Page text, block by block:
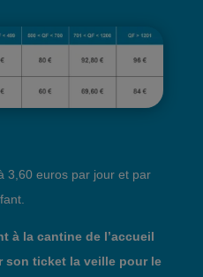
3,60 euros par jour et par
à la cantine de l’accueil
son ticket la veille pour le